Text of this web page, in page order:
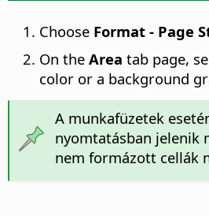
Choose Format - Page
On the Area tab page,
color or a background
A munkafüzetek
nyomtatásban jelenik
nem formázott cellák